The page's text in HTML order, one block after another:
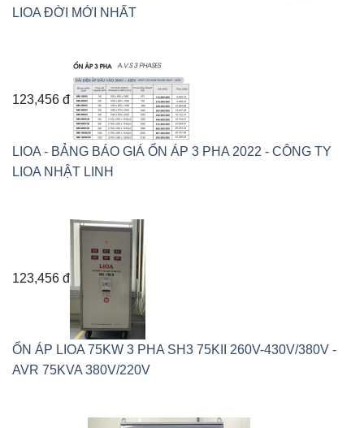
LIOA ĐỜI MỚI NHẤT
123,456 đ
LIOA - BẢNG BÁO GIÁ ỔN ÁP 3 PHA 2022 - CÔNG TY
LIOA NHẬT LINH
123,456 đ
ỔN ÁP LIOA 75KW 3 PHA SH3 75KII 260V-430V/380V -
AVR 75KVA 380V/220V